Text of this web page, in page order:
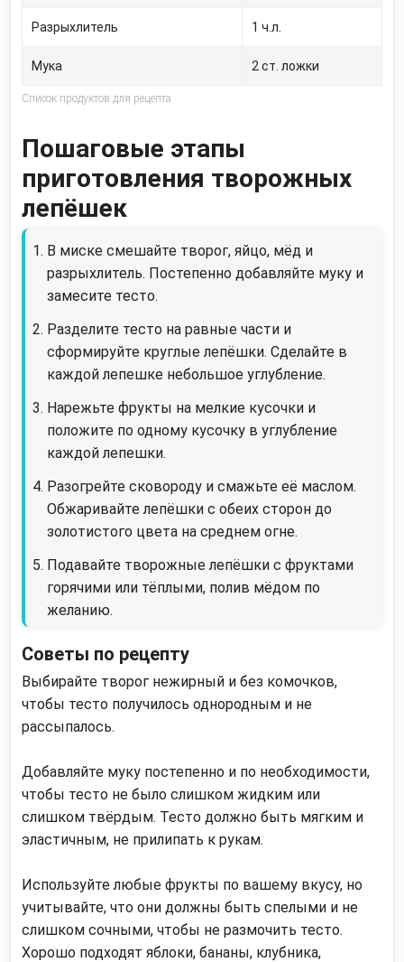
Список продуктов для рецепта
Разрыхлитель 1 ч.л.
Мука 2 ст. ложки
Пошаговые этапы
приготовления творожных
лепёшек
В миске смешайте творог, яйцо, мёд и
разрыхлитель. Постепенно добавляйте муку и
замесите тесто.
Разделите тесто на равные части и
сформируйте круглые лепёшки. Сделайте в
каждой лепешке небольшое углубление.
Нарежьте фрукты на мелкие кусочки и
положите по одному кусочку в углубление
каждой лепешки.
Разогрейте сковороду и смажьте её маслом.
Обжаривайте лепёшки с обеих сторон до
золотистого цвета на среднем огне.
Подавайте творожные лепёшки с фруктами
горячими или тёплыми, полив мёдом по
желанию.
Советы по рецепту
Выбирайте творог нежирный и без комочков,
чтобы тесто получилось однородным и не
рассыпалось.
Добавляйте муку постепенно и по необходимости,
чтобы тесто не было слишком жидким или
слишком твёрдым. Тесто должно быть мягким и
эластичным, не прилипать к рукам.
Используйте любые фрукты по вашему вкусу, но
учитывайте, что они должны быть спелыми и не
слишком сочными, чтобы не размочить тесто.
Хорошо подходят яблоки, бананы, клубника,